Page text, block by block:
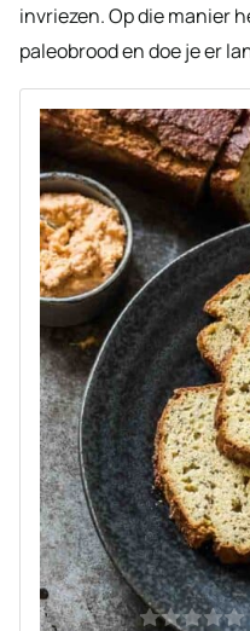
invriezen. Op die manier
paleobrood en doe je er